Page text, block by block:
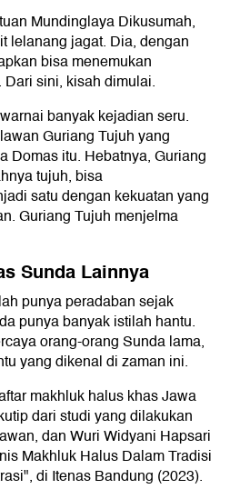
Mundinglaya Dikusumah,
lelanang jagat. Dia, dengan
bisa menemukan
sini, kisah dimulai.
banyak kejadian seru.
Guriang Tujuh yang
Domas itu. Hebatnya, Guriang
tujuh, bisa
satu dengan kekuatan yang
Guriang Tujuh menjelma
Sunda Lainnya
punya peradaban sejak
punya banyak istilah hantu.
orang-orang Sunda lama,
yang dikenal di zaman ini.
makhluk halus khas Jawa
dari studi yang dilakukan
dan Wuri Widyani Hapsari
Makhluk Halus Dalam Tradisi
di Itenas Bandung (2023).